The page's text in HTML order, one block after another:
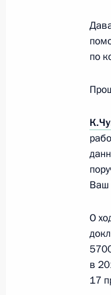
9
8
и
8
за
8
по
Ваш
О
в
17